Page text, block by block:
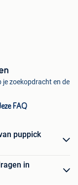
je zoekopdracht en de
FAQ
puppick
in